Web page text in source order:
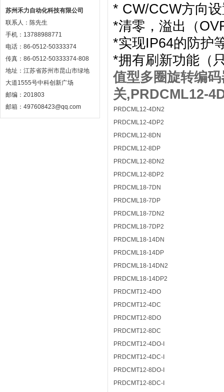
苏州禾力自动化科技有限公司
联系人：陈先生
手机：13788988771
电话：86-0512-50333374
传真：86-0512-50333374-808
地址：江苏省苏州市昆山市绿地
大道1555号中科创新广场
邮编：201803
邮箱：497608423@qq.com
* CW/CCW方向
*清零，溢出（
*实现IP64的防护
*拥有刷新功能（
值型多圈旋转编
关,PRDCML12-
PRDCML12-4DN2
PRDCML12-4DP2
PRDCML12-8DN
PRDCML12-8DP
PRDCML12-8DN2
PRDCML12-8DP2
PRDCML18-7DN
PRDCML18-7DP
PRDCML18-7DN2
PRDCML18-7DP2
PRDCML18-14DN
PRDCML18-14DP
PRDCML18-14DN2
PRDCML18-14DP2
PRDCMT12-4DO
PRDCMT12-4DC
PRDCMT12-8DO
PRDCMT12-8DC
PRDCMT12-4DO-I
PRDCMT12-4DC-I
PRDCMT12-8DO-I
PRDCMT12-8DC-I